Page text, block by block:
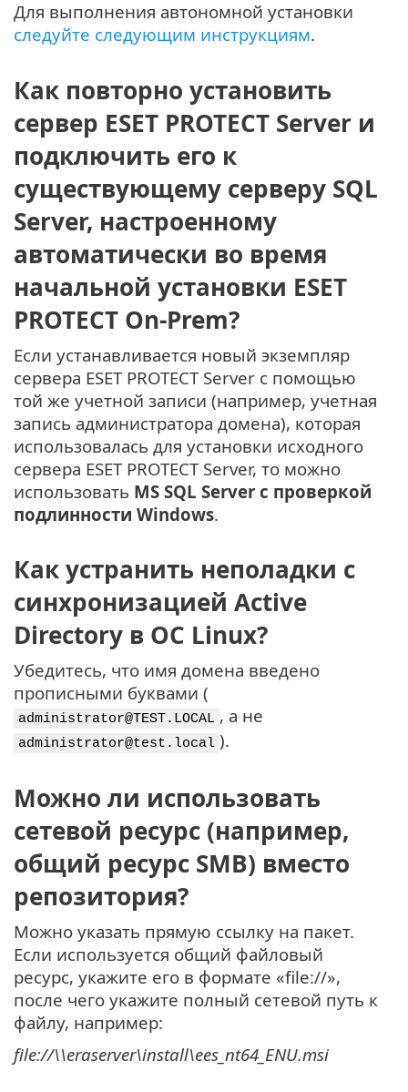
Для выполнения автономной установки
следуйте следующим инструкциям.
Как повторно установить
сервер ESET PROTECT Server и
подключить его к
существующему серверу SQL
Server, настроенному
автоматически во время
начальной установки ESET
PROTECT On-Prem?
Если устанавливается новый экземпляр
сервера ESET PROTECT Server с помощью
той же учетной записи (например, учетная
запись администратора домена), которая
использовалась для установки исходного
сервера ESET PROTECT Server, то можно
использовать MS SQL Server с проверкой
подлинности Windows.
Как устранить неполадки с
синхронизацией Active
Directory в ОС Linux?
Убедитесь, что имя домена введено
прописными буквами (
administrator@TEST.LOCAL , а не
administrator@test.local ).
Можно ли использовать
сетевой ресурс (например,
общий ресурс SMB) вместо
репозитория?
Можно указать прямую ссылку на пакет.
Если используется общий файловый
ресурс, укажите его в формате «file://»,
после чего укажите полный сетевой путь к
файлу, например:
file://\\eraserver\install\ees_nt64_ENU.msi